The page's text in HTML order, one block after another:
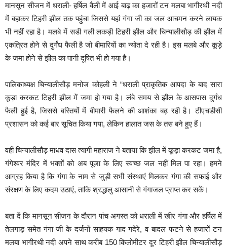
मानसून सीजन में धराली- हर्षिल वैली में आई बाढ़ का हजारों टन मलबा भागीरथी नदी
में बहाकर टिहरी झील तक पहुंचा जिससे यहां गंगा जी का जल आचमन करने लायक
भी नहीं रहा है। मलबे में सडी गली लकड़ी टिहरी झील और चिन्यालीसौड़ की झील में
एकत्रित होने से दुर्गंध फैली है जो बीमारियों का न्योता दे रही है। इस मलबे और कूड़े
के जमा होने से झील का पानी दूषित भी हो गया है।
पालिकाध्यक्ष चिन्यालीसौड़ मनोज कोहली ने “धराली प्राकृतिक आपदा के बाद सारा
कूड़ा करकट टिहरी झील में जमा हो गया है। लंबे समय से झील के आसपास दुर्गंध
फैली हुई है, जिससे बस्तियों में बीमारी फैलने की आशंका बढ़ रही है। टीएचडीसी
प्रशासन को कई बार सूचित किया गया, लेकिन हालात जस के तस बने हुए हैं।
वहीं चिन्यालीसौड़ माधव दास त्यागी महाराज ने बताया कि झील में कूड़ा करकट जमा है,
गंगेश्वर मंदिर में भक्तों को अब पूजा के लिए स्वच्छ जल नहीं मिल पा रहा। हमने
आग्रह किया है कि गंगा के नाम से जुड़ी सभी संस्थाएं मिलकर गंगा की सफाई और
संरक्षण के लिए कदम उठाएं, ताकि श्रद्धालु आसानी से गंगाजल प्राप्त कर सकें।
बता दें कि मानसून सीजन के दौरान पांच अगस्त को धराली में खीर गंगा और हर्षिल में
तेलगाड़ समेत गंगा जी के दर्जनों साहयक गाद गदेरे, व बादल फटने से हजारों टन
मलबा भागीरथी नदी अपने साथ करीब 150 किलोमीटर दूर टिहरी झील चिन्यालीसौड़